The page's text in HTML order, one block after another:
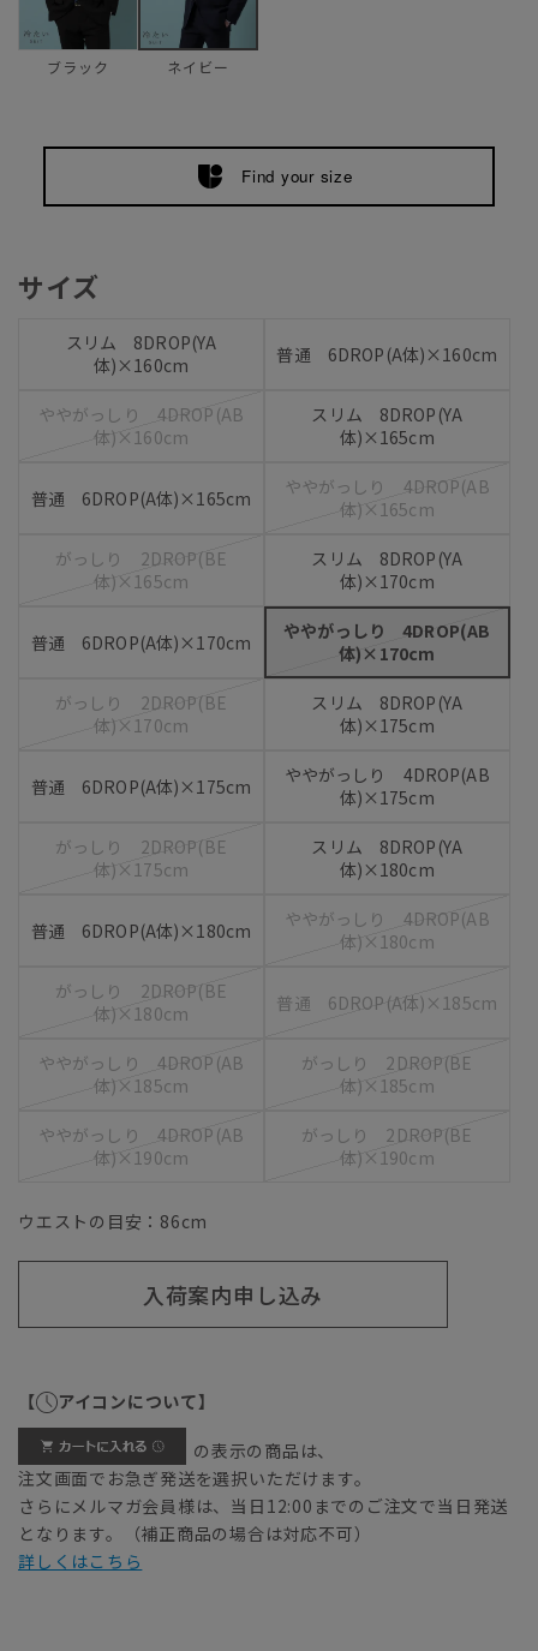
ブラック ネイビー
Find your size
サイズ
スリム 8DROP(YA
体)×160cm
普通 6DROP(A体)×160cm
ややがっしり 4DROP(AB
体)×160cm
スリム 8DROP(YA
体)×165cm
普通 6DROP(A体)×165cm
ややがっしり 4DROP(AB
体)×165cm
がっしり 2DROP(BE
体)×165cm
スリム 8DROP(YA
体)×170cm
普通 6DROP(A体)×170cm
ややがっしり 4DROP(AB
体)×170cm
がっしり 2DROP(BE
体)×170cm
スリム 8DROP(YA
体)×175cm
普通 6DROP(A体)×175cm
ややがっしり 4DROP(AB
体)×175cm
がっしり 2DROP(BE
体)×175cm
スリム 8DROP(YA
体)×180cm
普通 6DROP(A体)×180cm
ややがっしり 4DROP(AB
体)×180cm
がっしり 2DROP(BE
体)×180cm
普通 6DROP(A体)×185cm
ややがっしり 4DROP(AB
体)×185cm
がっしり 2DROP(BE
体)×185cm
ややがっしり 4DROP(AB
体)×190cm
がっしり 2DROP(BE
体)×190cm
ウエストの目安： 86cm
入荷案内申し込み
【 アイコンについて】
の表示の商品は、
注文画面でお急ぎ発送を選択いただけます。
さらにメルマガ会員様は、当日12:00までのご注文で当日発送
となります。（補正商品の場合は対応不可）
詳しくはこちら